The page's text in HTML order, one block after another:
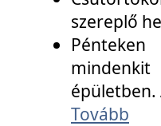
szereplő
épületben.
Tovább